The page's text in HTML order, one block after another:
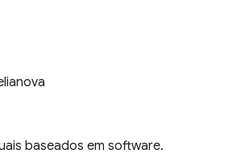
baseados em software.